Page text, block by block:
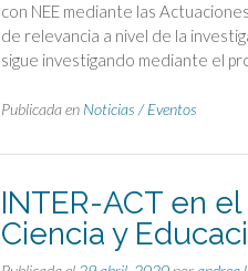
con NEE mediante las
de relevancia a nivel de la
sigue investigando mediante el
Publicada en Noticias / Eventos
INTER-ACT en
Ciencia y